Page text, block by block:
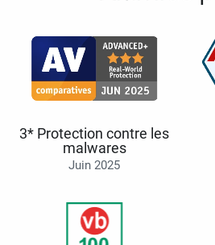
3* Protection contre les
malwares
Juin 2025